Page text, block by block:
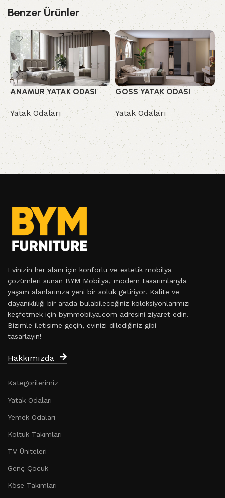
Benzer Ürünler
ANAMUR YATAK ODASI
Yatak Odaları
GOSS YATAK ODASI
Yatak Odaları
Evinizin her alanı için konforlu ve estetik mobilya
çözümleri sunan BYM Mobilya, modern tasarımlarıyla
yaşam alanlarınıza yeni bir soluk getiriyor. Kalite ve
dayanıklılığı bir arada bulabileceğiniz koleksiyonlarımızı
keşfetmek için bymmobilya.com adresini ziyaret edin.
Bizimle iletişime geçin, evinizi dilediğiniz gibi
tasarlayın!
Hakkımızda
Kategorilerimiz
Yatak Odaları
Yemek Odaları
Koltuk Takımları
TV Üniteleri
Genç Çocuk
Köşe Takımları